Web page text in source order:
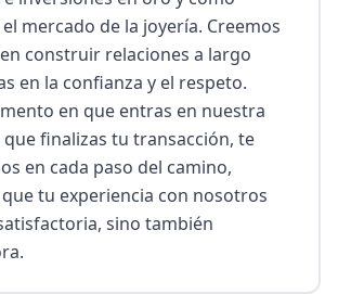
mercado de la joyería. Creemos
construir relaciones a largo
en la confianza y el respeto.
en que entras en nuestra
finalizas tu transacción, te
en cada paso del camino,
tu experiencia con nosotros
sino también